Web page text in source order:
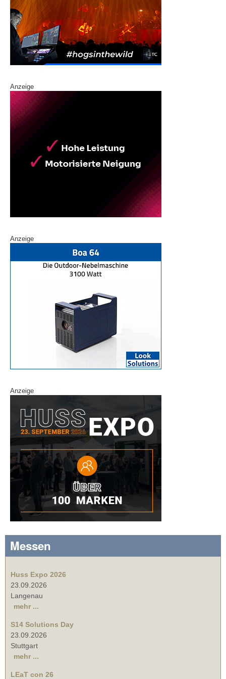
Anzeige
Anzeige
Anzeige
Messen
Huss Expo 2026
23.09.2026
Langenau
mehr ...
S14 Solutions Day
23.09.2026
Stuttgart
mehr ...
LEaT con 26